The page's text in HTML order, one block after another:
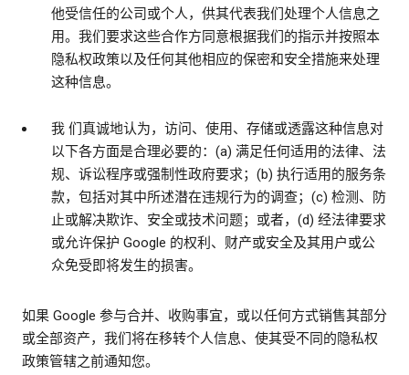
他受信任的公司或个人，供其代表我们处理个人信息之
用。我们要求这些合作方同意根据我们的指示并按照本
隐私权政策以及任何其他相应的保密和安全措施来处理
这种信息。
我 们真诚地认为，访问、使用、存储或透露这种信息对
以下各方面是合理必要的：(a) 满足任何适用的法律、法
规、诉讼程序或强制性政府要求；(b) 执行适用的服务条
款，包括对其中所述潜在违规行为的调查；(c) 检测、防
止或解决欺诈、安全或技术问题；或者，(d) 经法律要求
或允许保护 Google 的权利、财产或安全及其用户或公
众免受即将发生的损害。
如果 Google 参与合并、收购事宜，或以任何方式销售其部分
或全部资产，我们将在移转个人信息、使其受不同的隐私权
政策管辖之前通知您。